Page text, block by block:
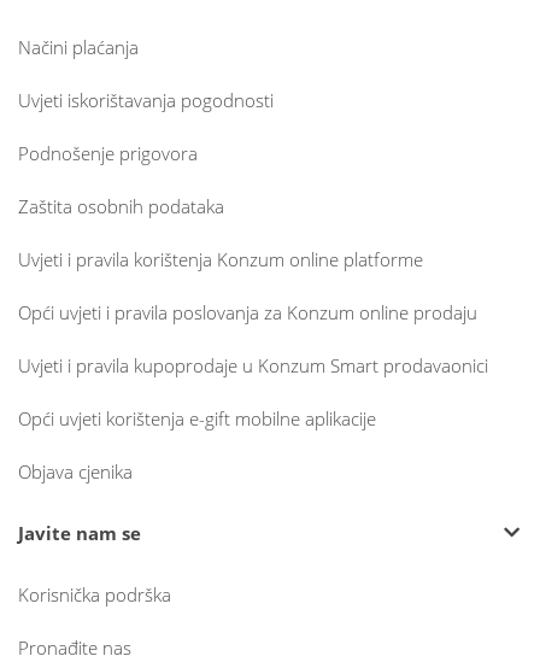
Načini plaćanja
Uvjeti iskorištavanja pogodnosti
Podnošenje prigovora
Zaštita osobnih podataka
Uvjeti i pravila korištenja Konzum online platforme
Opći uvjeti i pravila poslovanja za Konzum online prodaju
Uvjeti i pravila kupoprodaje u Konzum Smart prodavaonici
Opći uvjeti korištenja e-gift mobilne aplikacije
Objava cjenika
Javite nam se
Korisnička podrška
Pronađite nas